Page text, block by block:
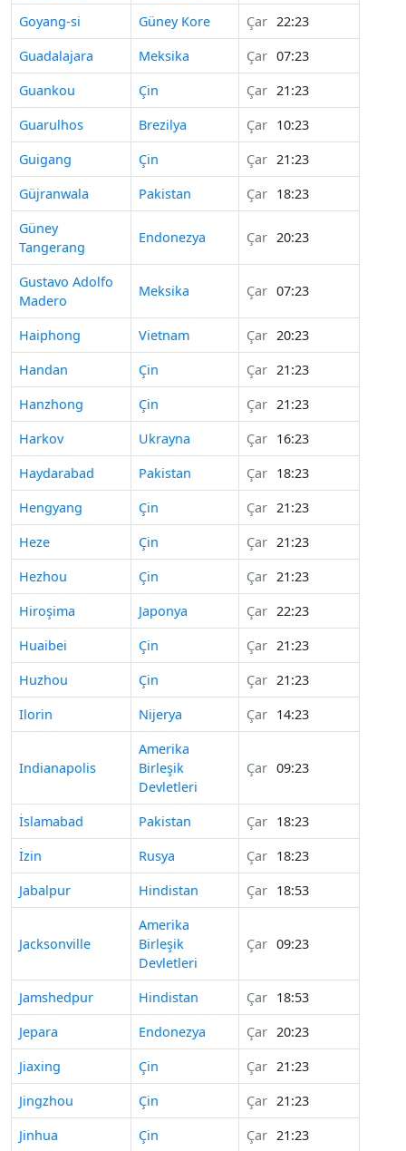
Goyang-si
Güney Kore Çar 22:23
Guadalajara
Meksika Çar 07:23
Guankou
Çin Çar 21:23
Guarulhos
Brezilya Çar 10:23
Guigang
Çin Çar 21:23
Güjranwala
Pakistan Çar 18:23
Güney
Tangerang
Endonezya Çar 20:23
Gustavo Adolfo
Madero
Meksika Çar 07:23
Haiphong Vietnam Çar 20:23
Handan
Çin Çar 21:23
Hanzhong
Çin Çar 21:23
Harkov
Ukrayna Çar 16:23
Haydarabad
Pakistan Çar 18:23
Hengyang
Çin Çar 21:23
Heze
Çin Çar 21:23
Hezhou
Çin Çar 21:23
Hiroşima
Japonya Çar 22:23
Huaibei
Çin Çar 21:23
Huzhou
Çin Çar 21:23
Ilorin
Nijerya Çar 14:23
Indianapolis
Amerika
Birleşik
Devletleri
Çar 09:23
İslamabad Pakistan Çar 18:23
İzin
Rusya Çar 18:23
Jabalpur
Hindistan Çar 18:53
Jacksonville
Amerika
Birleşik
Devletleri
Çar 09:23
Jamshedpur Hindistan Çar 18:53
Jepara
Endonezya Çar 20:23
Jiaxing
Çin Çar 21:23
Jingzhou
Çin Çar 21:23
Jinhua
Çin Çar 21:23